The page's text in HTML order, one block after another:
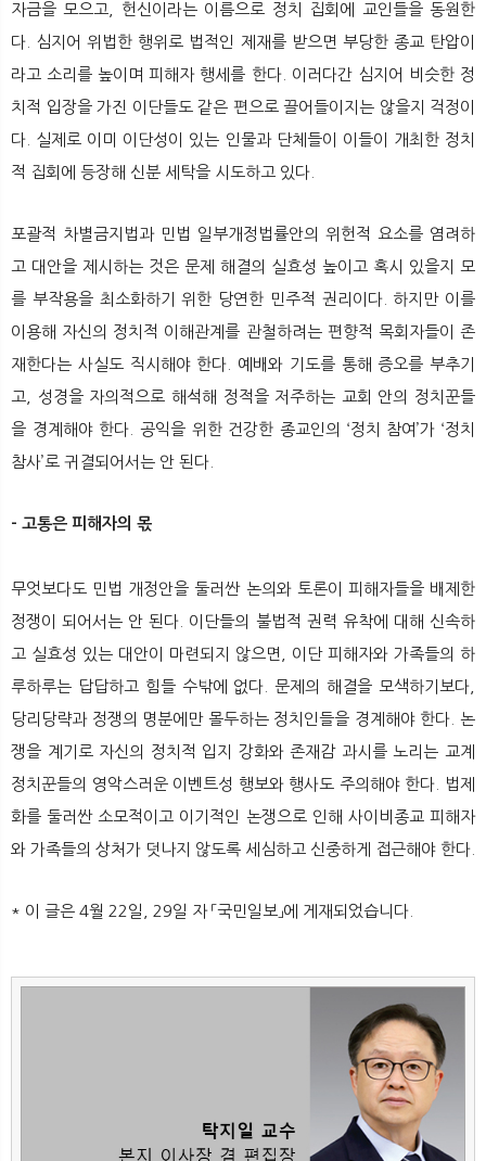
자금을 모으고, 헌신이라는 이름으로 정치 집회에 교인들을 동원한
다. 심지어 위법한 행위로 법적인 제재를 받으면 부당한 종교 탄압이
라고 소리를 높이며 피해자 행세를 한다. 이러다간 심지어 비슷한 정
치적 입장을 가진 이단들도 같은 편으로 끌어들이지는 않을지 걱정이
다. 실제로 이미 이단성이 있는 인물과 단체들이 이들이 개최한 정치
적 집회에 등장해 신분 세탁을 시도하고 있다.
포괄적 차별금지법과 민법 일부개정법률안의 위헌적 요소를 염려하
고 대안을 제시하는 것은 문제 해결의 실효성 높이고 혹시 있을지 모
를 부작용을 최소화하기 위한 당연한 민주적 권리이다. 하지만 이를
이용해 자신의 정치적 이해관계를 관철하려는 편향적 목회자들이 존
재한다는 사실도 직시해야 한다. 예배와 기도를 통해 증오를 부추기
고, 성경을 자의적으로 해석해 정적을 저주하는 교회 안의 정치꾼들
을 경계해야 한다. 공익을 위한 건강한 종교인의 ‘정치 참여’가 ‘정치
참사’로 귀결되어서는 안 된다.
- 고통은 피해자의 몫
무엇보다도 민법 개정안을 둘러싼 논의와 토론이 피해자들을 배제한
정쟁이 되어서는 안 된다. 이단들의 불법적 권력 유착에 대해 신속하
고 실효성 있는 대안이 마련되지 않으면, 이단 피해자와 가족들의 하
루하루는 답답하고 힘들 수밖에 없다. 문제의 해결을 모색하기보다,
당리당략과 정쟁의 명분에만 몰두하는 정치인들을 경계해야 한다. 논
쟁을 계기로 자신의 정치적 입지 강화와 존재감 과시를 노리는 교계
정치꾼들의 영악스러운 이벤트성 행보와 행사도 주의해야 한다. 법제
화를 둘러싼 소모적이고 이기적인 논쟁으로 인해 사이비종교 피해자
와 가족들의 상처가 덧나지 않도록 세심하고 신중하게 접근해야 한다.
* 이 글은 4월 22일, 29일 자 「국민일보」에 게재되었습니다.